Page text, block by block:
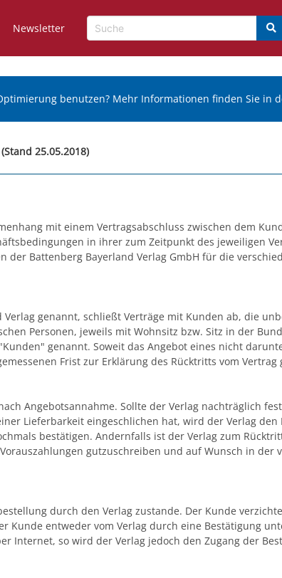
Newsletter
benutzen? Mehr Informationen finden Sie in
25.05.2018)
mit einem Vertragsabschluss zwischen dem
in ihrer zum Zeitpunkt des jeweiligen
der Battenberg Bayerland Verlag GmbH für die
genannt, schließt Verträge mit Kunden ab, die
Personen, jeweils mit Wohnsitz bzw. Sitz in der
genannt. Soweit das Angebot eines nicht
Frist zur Erklärung des Rücktritts vom
Angebotsannahme. Sollte der Verlag nachträglich
Lieferbarkeit eingeschlichen hat, wird der Verlag
bestätigen. Andernfalls ist der Verlag zum
gutzuschreiben und auf Wunsch in der
durch den Verlag zustande. Der Kunde
Kunde entweder vom Verlag durch eine Bestätigung
Internet, so wird der Verlag jedoch den Zugang der